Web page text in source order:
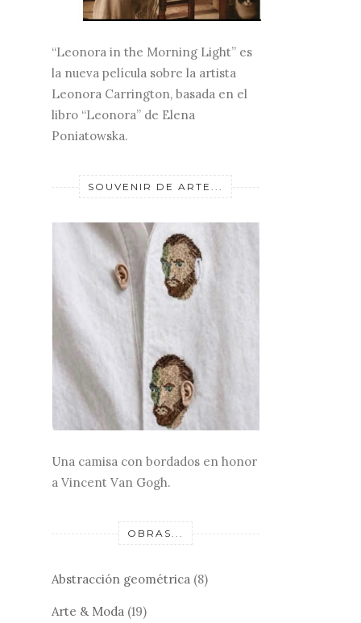
“Leonora in the Morning Light” es
la nueva película sobre la artista
Leonora Carrington, basada en el
libro “Leonora” de Elena
Poniatowska.
SOUVENIR DE ARTE...
Una camisa con bordados en honor
a Vincent Van Gogh.
OBRAS...
Abstracción geométrica (8)
Arte & Moda (19)